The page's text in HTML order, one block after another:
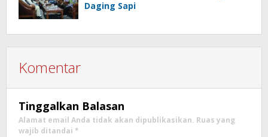
Daging Sapi
Komentar
Tinggalkan Balasan
Alamat email Anda tidak akan dipublikasikan. Ruas yang
wajib ditandai *